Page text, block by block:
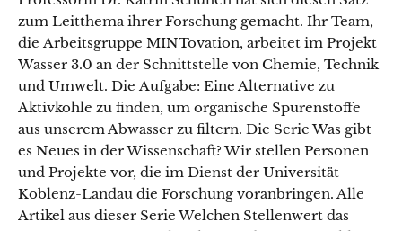
zum Leitthema ihrer Forschung gemacht. Ihr Team,
die Arbeitsgruppe MINTovation, arbeitet im Projekt
Wasser 3.0 an der Schnittstelle von Chemie, Technik
und Umwelt. Die Aufgabe: Eine Alternative zu
Aktivkohle zu finden, um organische Spurenstoffe
aus unserem Abwasser zu filtern. Die Serie Was gibt
es Neues in der Wissenschaft? Wir stellen Personen
und Projekte vor, die im Dienst der Universität
Koblenz-Landau die Forschung voranbringen. Alle
Artikel aus dieser Serie Welchen Stellenwert das